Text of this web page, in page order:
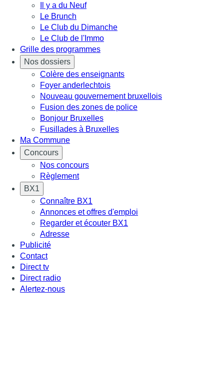
Il y a du Neuf
Le Brunch
Le Club du Dimanche
Le Club de l'Immo
Grille des programmes
Nos dossiers
Colère des enseignants
Foyer anderlechtois
Nouveau gouvernement bruxellois
Fusion des zones de police
Bonjour Bruxelles
Fusillades à Bruxelles
Ma Commune
Concours
Nos concours
Règlement
BX1
Connaître BX1
Annonces et offres d'emploi
Regarder et écouter BX1
Adresse
Publicité
Contact
Direct tv
Direct radio
Alertez-nous